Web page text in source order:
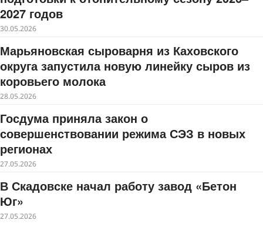
2027 годов
30.05.2026
Марьяновская сыроварня из Каховского
округа запустила новую линейку сыров из
коровьего молока
28.05.2026
Госдума приняла закон о
совершенствовании режима СЭЗ в новых
регионах
27.05.2026
В Скадовске начал работу завод «Бетон
Юг»
27.05.2026